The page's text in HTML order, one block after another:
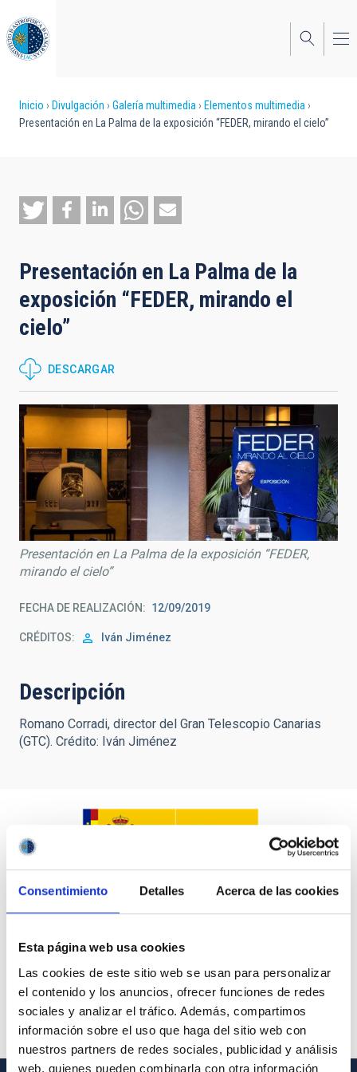
Consentimiento Detalles Acerca de las cookies
Esta página web usa cookies
Las cookies de este sitio web se usan para personalizar
el contenido y los anuncios, ofrecer funciones de redes
sociales y analizar el tráfico. Además, compartimos
información sobre el uso que haga del sitio web con
nuestros partners de redes sociales, publicidad y análisis
web, quienes pueden combinarla con otra información
al
contenido
principal
Sobrescribir
ayuda
a
navegación
Inicio Divulgación Galería multimedia
Elementos multimedia
Presentación en La Palma de la exposición “FEDER, mirando el cielo”
Presentación en La Palma de la
exposición “FEDER, mirando el
cielo”
DESCARGAR
Presentación en La Palma de la exposición “FEDER,
mirando el cielo”
FECHA DE REALIZACIÓN 12/09/2019
CRÉDITOS Iván Jiménez
Descripción
Romano Corradi, director del Gran Telescopio Canarias
(GTC). Crédito: Iván Jiménez